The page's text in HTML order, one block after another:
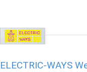
ELECTRIC-WAYS